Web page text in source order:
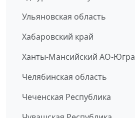
Ульяновская область
Хабаровский край
Ханты-Мансийский АО-Югра
Челябинская область
Чеченская Республика